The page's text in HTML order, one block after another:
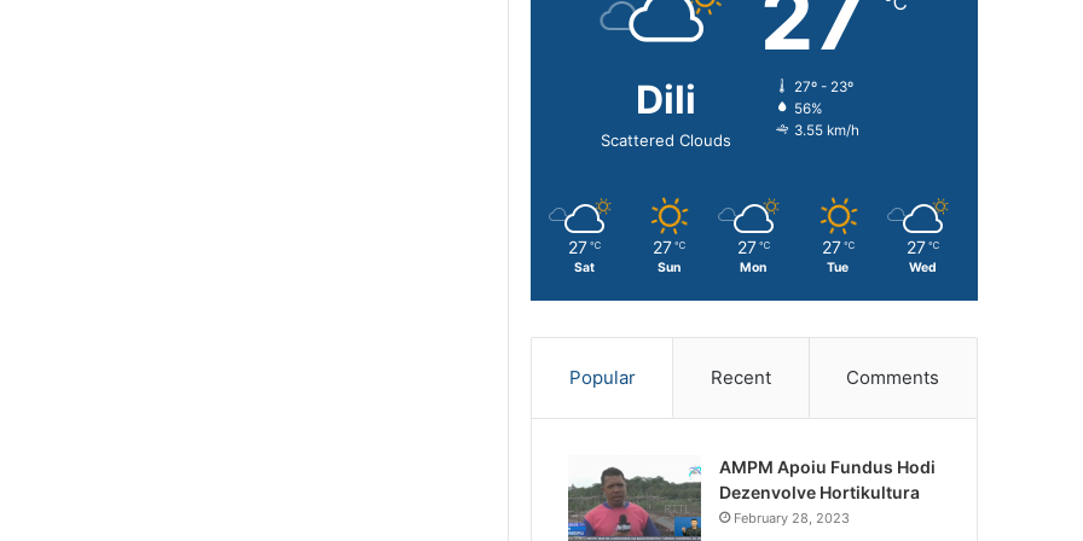
Dili
Scattered Clouds
27º - 23º
56%
3.55 km/h
27 ℃
Sat
27 ℃
Sun
27 ℃
Mon
27 ℃
Tue
27 ℃
Wed
Popular Recent Comments
AMPM Apoiu Fundus Hodi
Dezenvolve Hortikultura
February 28, 2023